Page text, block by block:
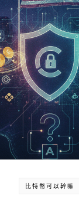
比特幣可以幹嘛